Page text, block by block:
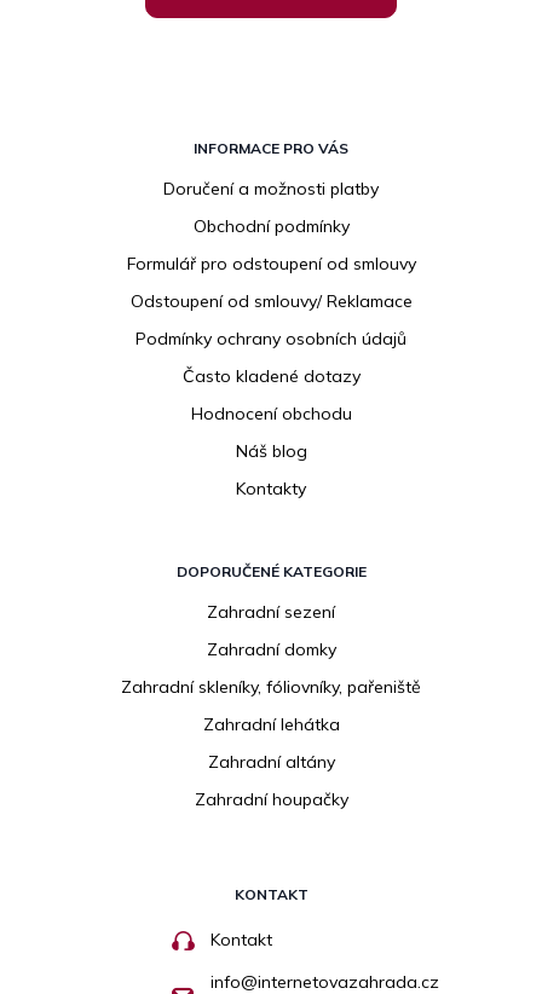
INFORMACE PRO VÁS
Doručení a možnosti platby
Obchodní podmínky
Formulář pro odstoupení od smlouvy
Odstoupení od smlouvy/ Reklamace
Podmínky ochrany osobních údajů
Často kladené dotazy
Hodnocení obchodu
Náš blog
Kontakty
DOPORUČENÉ KATEGORIE
Zahradní sezení
Zahradní domky
Zahradní skleníky, fóliovníky, pařeniště
Zahradní lehátka
Zahradní altány
Zahradní houpačky
KONTAKT
Kontakt
info@internetovazahrada.cz